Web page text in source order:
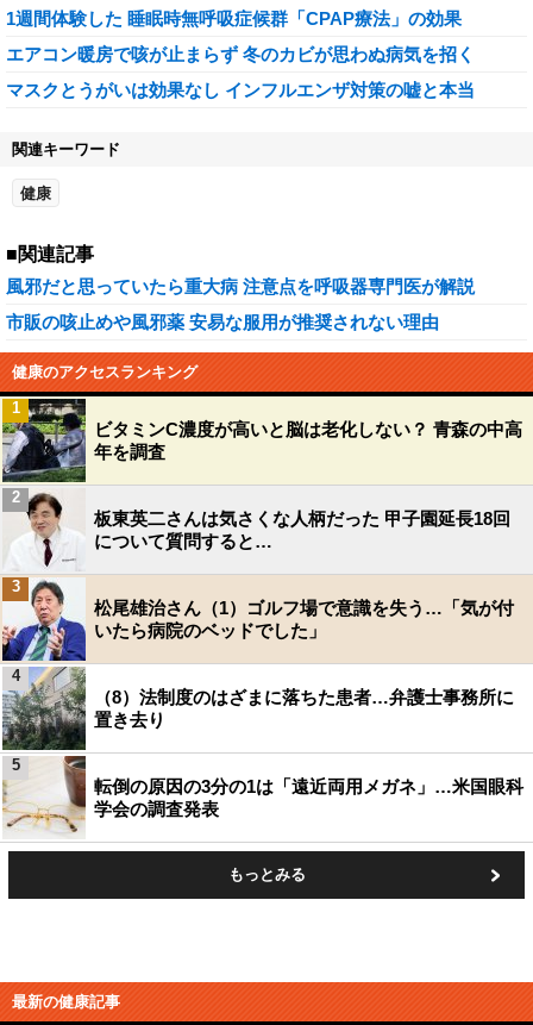
1週間体験した 睡眠時無呼吸症候群「CPAP療法」の効果
エアコン暖房で咳が止まらず 冬のカビが思わぬ病気を招く
マスクとうがいは効果なし インフルエンザ対策の嘘と本当
関連キーワード
健康
■関連記事
風邪だと思っていたら重大病 注意点を呼吸器専門医が解説
市販の咳止めや風邪薬 安易な服用が推奨されない理由
健康のアクセスランキング
ビタミンC濃度が高いと脳は老化しない？ 青森の中高
年を調査
1
板東英二さんは気さくな人柄だった 甲子園延長18回
について質問すると…
2
松尾雄治さん（1）ゴルフ場で意識を失う…「気が付
いたら病院のベッドでした」
3
（8）法制度のはざまに落ちた患者…弁護士事務所に
置き去り
4
転倒の原因の3分の1は「遠近両用メガネ」…米国眼科
学会の調査発表
5
もっとみる
最新の健康記事